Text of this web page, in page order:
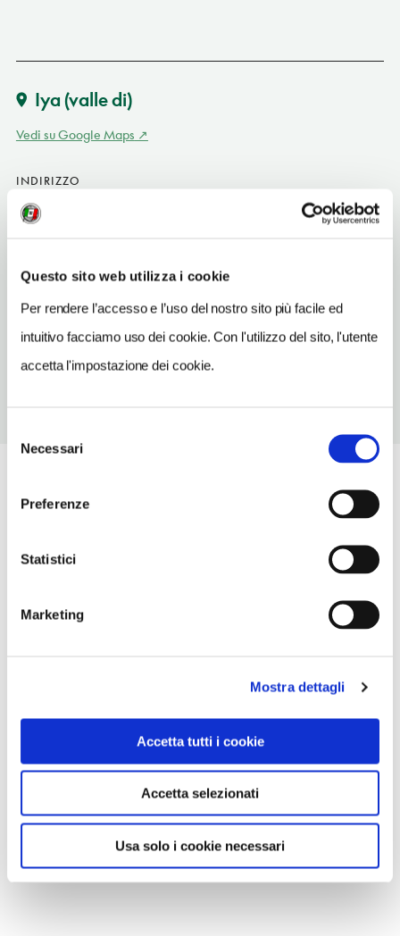
Questo sito web utilizza i cookie
Per rendere l’accesso e l’uso del nostro sito più facile ed
intuitivo facciamo uso dei cookie. Con l'utilizzo del sito, l'utente
accetta l'impostazione dei cookie.
delNecessari
Preferenze
Statistici
Marketing
Mostra dettagli
Accetta tutti i cookie
Accetta selezionati
Usa solo i cookie necessari
Iya (valle di)
Vedi su Google Maps
INDIRIZZO
1938 Yamashirochō Kamimyō, Miyoshi
Iya (valle di)
ooboke-kudo1938.com
883841273